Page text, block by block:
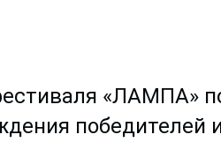
«ЛАМПА»
победителей